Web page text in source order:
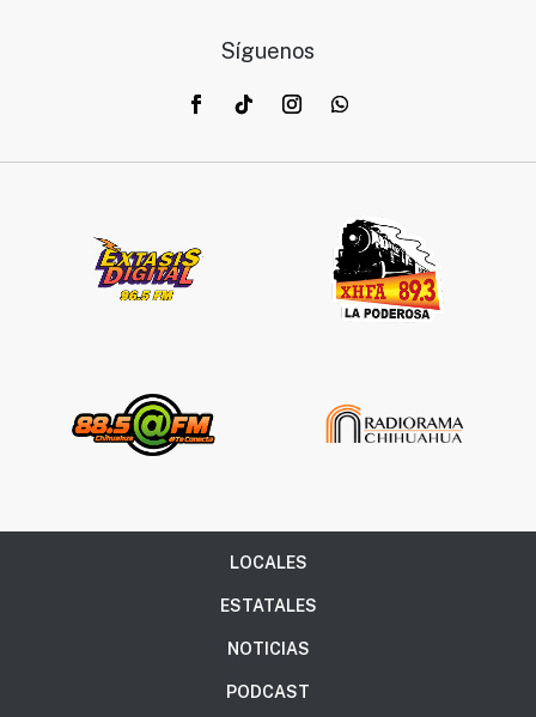
Síguenos
LOCALES
ESTATALES
NOTICIAS
PODCAST